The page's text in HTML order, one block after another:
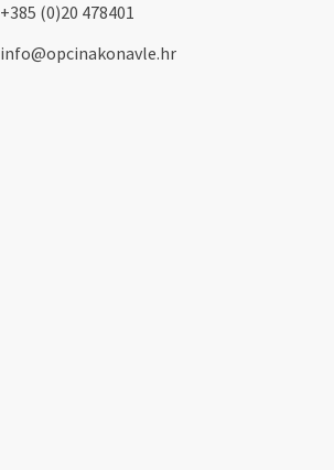
+385 (0)20 478401
info@opcinakonavle.hr